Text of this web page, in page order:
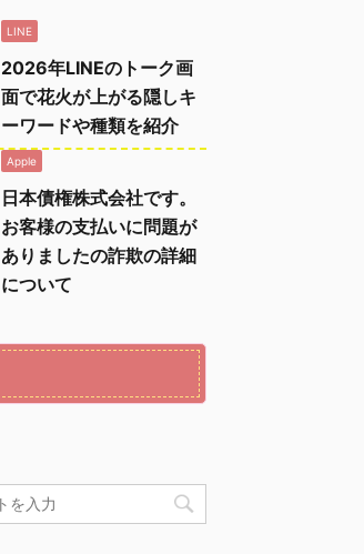
LINE
2026年LINEのトーク画
面で花火が上がる隠しキ
ーワードや種類を紹介
Apple
日本債権株式会社です。
お客様の支払いに問題が
ありましたの詐欺の詳細
について